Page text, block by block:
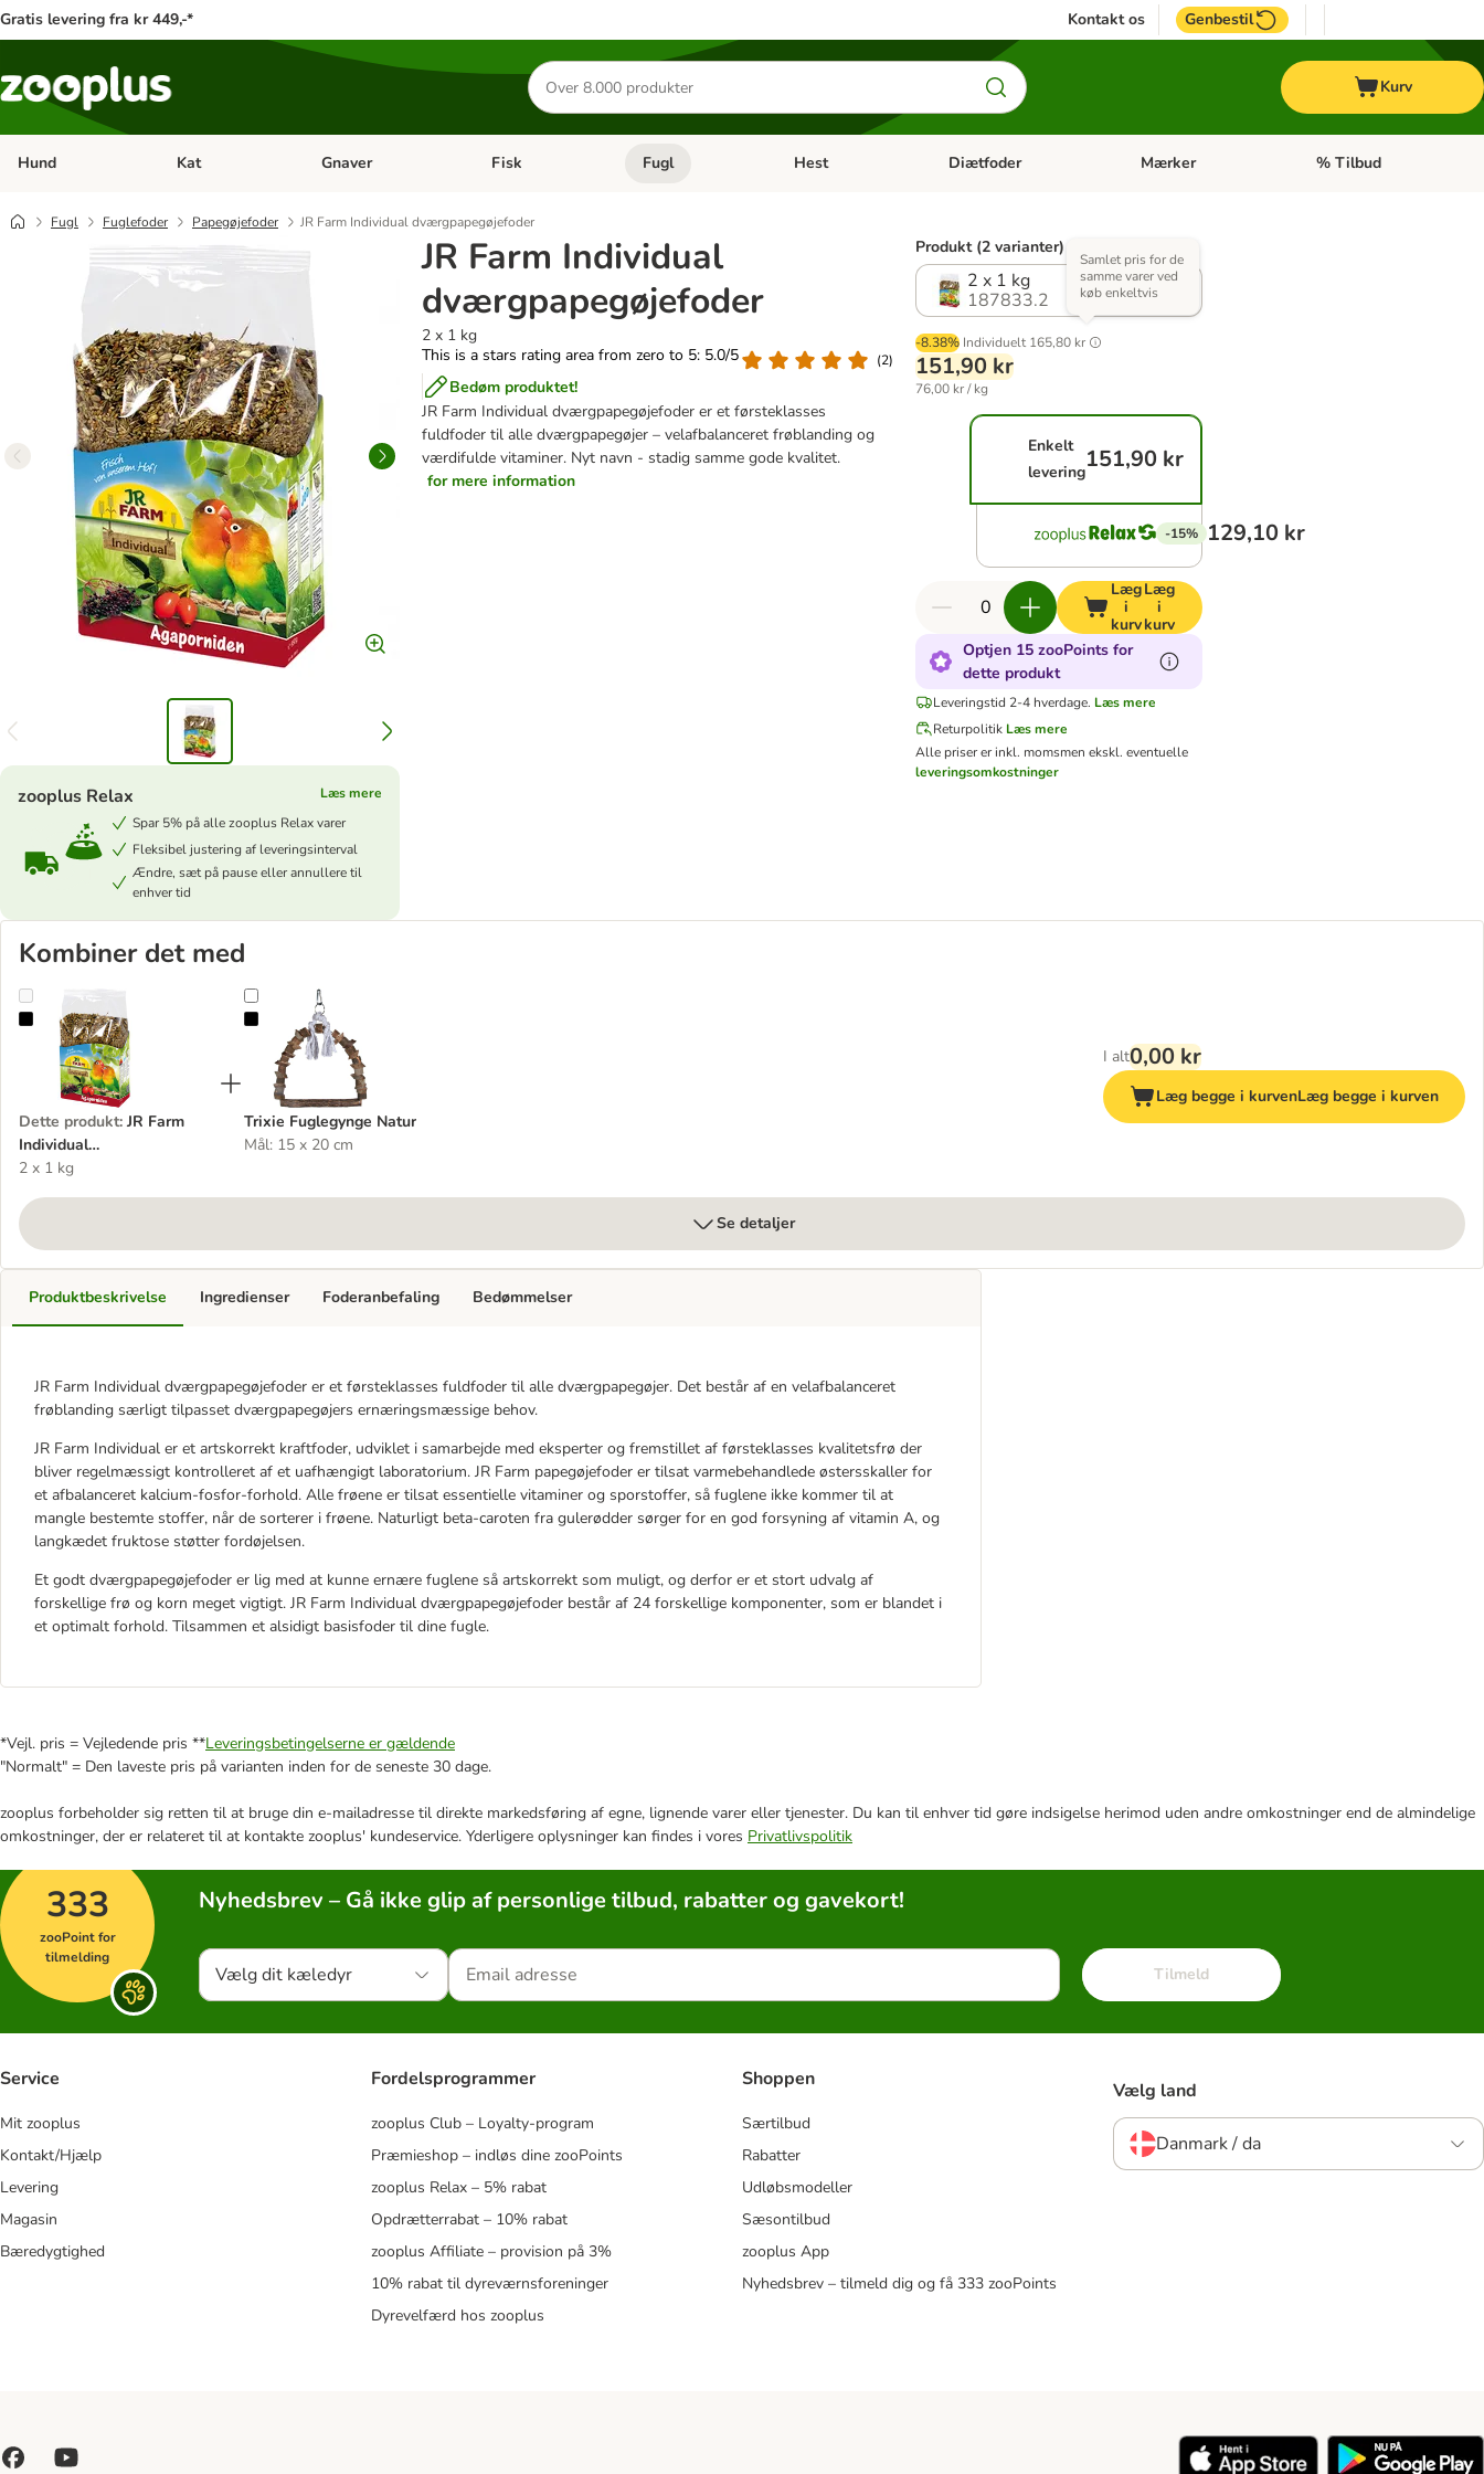
Gratis levering fra kr 449,-* Kontakt os Genbestil
Søg
efter
produkter
Kurv
Hund Åben kategori menu: Hund
Kat Åben kategori menu: Kat
Gnaver Åben kategori menu: Gnaver
Fisk Åben kategori menu: Fisk
Fugl Åben kategori menu: Fugl
Hest Åben kategori menu: Hest
Diætfoder Åben kategori menu: Diætfoder
Mærker Åben kategori menu:
% Tilbud
Fugl Fuglefoder Papegøjefoder JR Farm Individual dværgpapegøjefoder
JR Farm Individual
dværgpapegøjefoder
2 x 1 kg
This is a stars rating area from zero to 5: 5.0/5
(2)
Bedøm produktet!
JR Farm Individual dværgpapegøjefoder er et førsteklasses
fuldfoder til alle dværgpapegøjer – velafbalanceret frøblanding og
værdifulde vitaminer. Nyt navn - stadig samme gode kvalitet.
for mere information
zooplus Relax
Læs mere
Spar 5% på alle zooplus Relax varer
Fleksibel justering af leveringsinterval
Ændre, sæt på pause eller annullere til
enhver tid
Produkt (2 varianter)
2 x 1 kg
187833.2
-8.38% Individuelt 165,80 kr
Samlet pris for de
samme varer ved
køb enkeltvis
151,90 kr
76,00 kr / kg
Enkelt
levering151,90 kr
-15% 129,10 kr
Læg
i
kurv
Læg
i
kurv
Optjen 15 zooPoints for
dette produkt
Leveringstid 2-4 hverdage. Læs mere
Returpolitik Læs mere
Alle priser er inkl. momsmen ekskl. eventuelle
leveringsomkostninger
Kombiner det med
JR Farm Individual dværgpapegøjefoder
Dette produkt: JR Farm
Individual
dværgpapegøjefoder
2 x 1 kg
Trixie Fuglegynge Natur
Trixie Fuglegynge Natur
Mål: 15 x 20 cm
I alt0,00 kr
Læg begge i kurvenLæg begge i kurven
Se detaljer
Produktbeskrivelse
JR Farm Individual dværgpapegøjefoder er et førsteklasses fuldfoder til alle dværgpapegøjer. Det består af en velafbalanceret
frøblanding særligt tilpasset dværgpapegøjers ernæringsmæssige behov.
JR Farm Individual er et artskorrekt kraftfoder, udviklet i samarbejde med eksperter og fremstillet af førsteklasses kvalitetsfrø der
bliver regelmæssigt kontrolleret af et uafhængigt laboratorium. JR Farm papegøjefoder er tilsat varmebehandlede østersskaller for
et afbalanceret kalcium-fosfor-forhold. Alle frøene er tilsat essentielle vitaminer og sporstoffer, så fuglene ikke kommer til at
mangle bestemte stoffer, når de sorterer i frøene. Naturligt beta-caroten fra gulerødder sørger for en god forsyning af vitamin A, og
langkædet fruktose støtter fordøjelsen.
Et godt dværgpapegøjefoder er lig med at kunne ernære fuglene så artskorrekt som muligt, og derfor er et stort udvalg af
forskellige frø og korn meget vigtigt. JR Farm Individual dværgpapegøjefoder består af 24 forskellige komponenter, som er blandet i
et optimalt forhold. Tilsammen et alsidigt basisfoder til dine fugle.
Ingredienser Foderanbefaling Bedømmelser
*Vejl. pris = Vejledende pris **Leveringsbetingelserne er gældende
"Normalt" = Den laveste pris på varianten inden for de seneste 30 dage.
zooplus forbeholder sig retten til at bruge din e-mailadresse til direkte markedsføring af egne, lignende varer eller tjenester. Du kan til enhver tid gøre indsigelse herimod uden andre omkostninger end de almindelige
omkostninger, der er relateret til at kontakte zooplus' kundeservice. Yderligere oplysninger kan findes i vores Privatlivspolitik
333
zooPoint for
tilmelding
Nyhedsbrev – Gå ikke glip af personlige tilbud, rabatter og gavekort!
Vælg dit kæledyr Tilmeld
Service
Mit zooplus
Kontakt/Hjælp
Levering
Magasin
Bæredygtighed
Fordelsprogrammer
zooplus Club – Loyalty-program
Præmieshop – indløs dine zooPoints
zooplus Relax – 5% rabat
Opdrætterrabat – 10% rabat
zooplus Affiliate – provision på 3%
10% rabat til dyreværnsforeninger
Dyrevelfærd hos zooplus
Shoppen
Særtilbud
Rabatter
Udløbsmodeller
Sæsontilbud
zooplus App
Nyhedsbrev – tilmeld dig og få 333 zooPoints
Vælg land
Danmark / da